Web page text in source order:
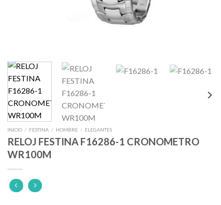
INICIO / FESTINA / HOMBRE / ELEGANTES
RELOJ FESTINA F16286-1 CRONOMETRO
WR100M